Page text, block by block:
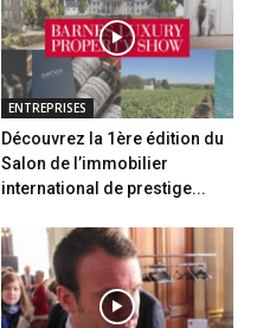
ENTREPRISES
Découvrez la 1ère édition du
Salon de l’immobilier
international de prestige...